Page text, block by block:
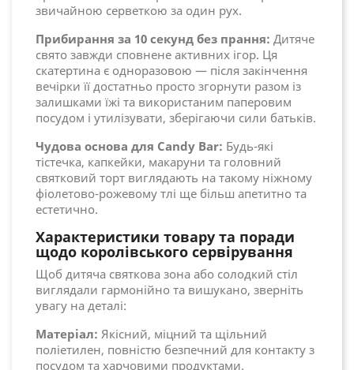
звичайною серветкою за один рух.
Прибирання за 10 секунд без прання: Дитяче
свято завжди сповнене активних ігор. Ця
скатертина є одноразовою — після закінчення
вечірки її достатньо просто згорнути разом із
залишками їжі та використаним паперовим
посудом і утилізувати, зберігаючи сили батьків.
Чудова основа для Candy Bar: Будь-які
тістечка, капкейки, макаруни та головний
святковий торт виглядають на такому ніжному
фіолетово-рожевому тлі ще більш апетитно та
естетично.
Характеристики товару та поради
щодо королівського сервірування
Щоб дитяча святкова зона або солодкий стіл
виглядали гармонійно та вишукано, зверніть
увагу на деталі:
Матеріал: Якісний, міцний та щільний
поліетилен, повністю безпечний для контакту з
посудом та харчовими продуктами.